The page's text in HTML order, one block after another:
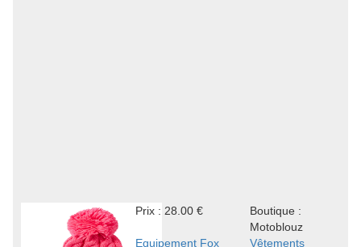
Prix : 28.00 €
Boutique :
Motoblouz
Equipement Fox
Vêtements